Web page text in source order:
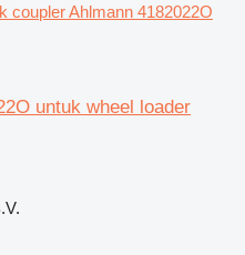
coupler Ahlmann 4182022O
untuk wheel loader